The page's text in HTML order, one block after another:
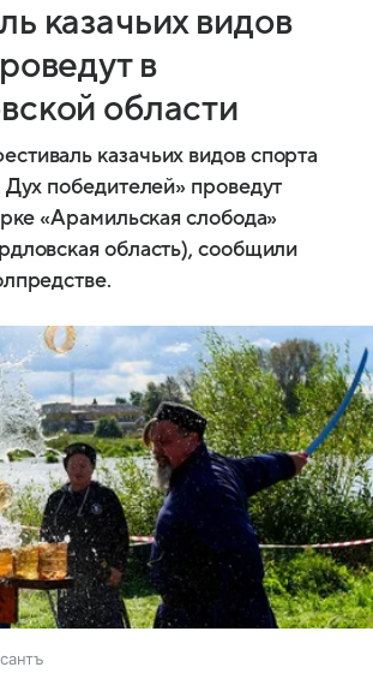
казачьих видов
в
области
казачьих видов спорта
Дух победителей» проведут
«Арамильская слобода»
область), сообщили